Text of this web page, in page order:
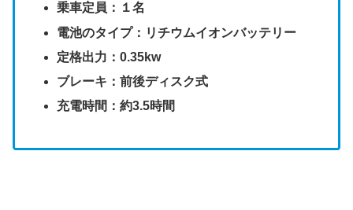
乗車定員：１名
電池のタイプ：リチウムイオンバッテリー
定格出力：0.35kw
ブレーキ：前後ディスク式
充電時間：約3.5時間